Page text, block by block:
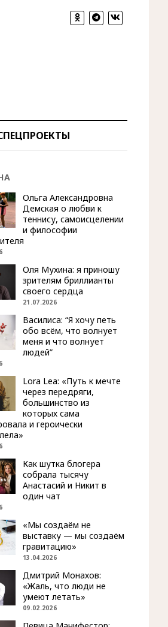
Ольга Александровна
Демская о любви к
теннису, самоисцелении
и философии
Оля Мухина: я приношу
зрителям бриллианты
своего сердца
21.07.2026
Василиса: “Я хочу петь
обо всём, что волнует
меня и что волнует
людей”
Lora Lea: «Путь к мечте
через передряги,
большинство из
которых сама
и героически
Как шутка блогера
собрала тысячу
Анастасий и Никит в
один чат
«Мы создаём не
выставку — мы создаём
гравитацию»
13.04.2026
Дмитрий Монахов:
«Жаль, что люди не
умеют летать»
09.02.2026